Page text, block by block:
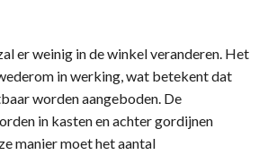
er weinig in de winkel veranderen. Het
in werking, wat betekent dat
worden aangeboden. De
in kasten en achter gordijnen
manier moet het aantal